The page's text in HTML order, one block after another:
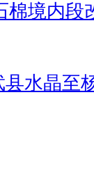
棉境内段
县水晶至